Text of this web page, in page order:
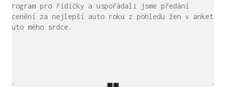
program pro řidičky a uspořádali jsme předání
ocenění za nejlepší auto roku z pohledu žen v anketě
Auto mého srdce.